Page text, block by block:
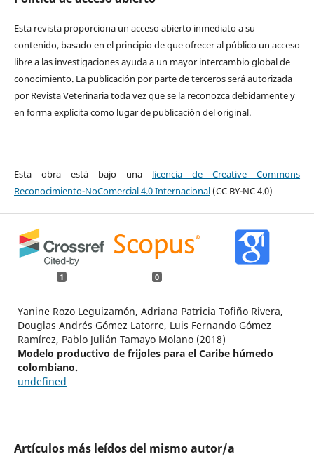
Esta revista proporciona un acceso abierto inmediato a su
contenido, basado en el principio de que ofrecer al público un acceso
libre a las investigaciones ayuda a un mayor intercambio global de
conocimiento. La publicación por parte de terceros será autorizada
por Revista Veterinaria toda vez que se la reconozca debidamente y
en forma explícita como lugar de publicación del original.
Esta obra está bajo una licencia de Creative Commons
Reconocimiento-NoComercial 4.0 Internacional(CC BY-NC 4.0)
1 0
Yanine Rozo Leguizamón, Adriana Patricia Tofiño Rivera,
Douglas Andrés Gómez Latorre, Luis Fernando Gómez
Ramírez, Pablo Julián Tamayo Molano (2018)
Modelo productivo de frijoles para el Caribe húmedo
colombiano.
undefined
Artículos más leídos del mismo autor/a